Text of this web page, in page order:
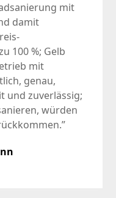
mit
damit
100 %; Gelb
mit
genau,
und zuverlässig;
würden